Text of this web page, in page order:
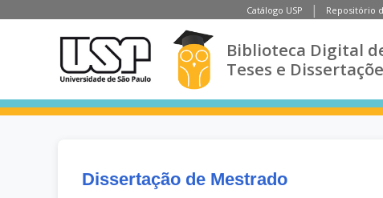
Catálogo USP Repositório
Biblioteca Digital
Teses e
Dissertação de Mestrado